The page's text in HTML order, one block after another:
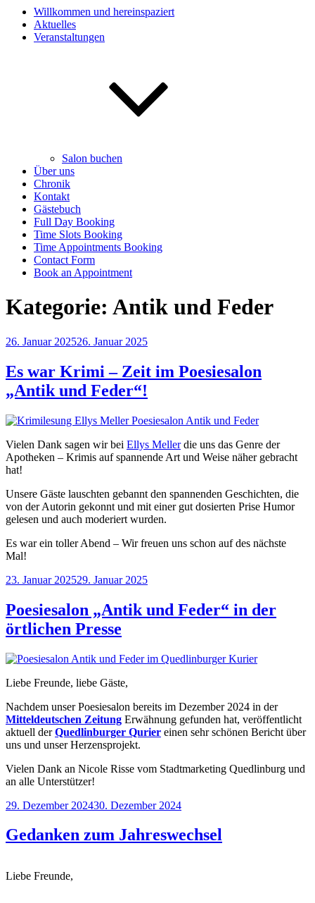
Willkommen und hereinspaziert
Aktuelles
Veranstaltungen
Salon buchen
Über uns
Chronik
Kontakt
Gästebuch
Full Day Booking
Time Slots Booking
Time Appointments Booking
Contact Form
Book an Appointment
Kategorie: Antik und Feder
Veröffentlicht
26. Januar 202526. Januar 2025
Es war Krimi – Zeit im Poesiesalon
„Antik und Feder“!
Vielen Dank sagen wir bei Ellys Mellerdie uns das Genre der
Apotheken – Krimis auf spannende Art und Weise näher gebracht
hat!
Unsere Gäste lauschten gebannt den spannenden Geschichten, die
von der Autorin gekonnt und mit einer gut dosierten Prise Humor
gelesen und auch moderiert wurden.
Es war ein toller Abend – Wir freuen uns schon auf des nächste
Mal!
Veröffentlicht
23. Januar 202529. Januar 2025
Poesiesalon „Antik und Feder“ in der
örtlichen Presse
Liebe Freunde, liebe Gäste,
Nachdem unser Poesiesalon bereits im Dezember 2024 in der
Mitteldeutschen Zeitung Erwähnung gefunden hat, veröffentlicht
aktuell derQuedlinburger Qurier einen sehr schönen Bericht über
uns und unser Herzensprojekt.
Vielen Dank an Nicole Risse vom Stadtmarketing Quedlinburg und
an alle Unterstützer!
Veröffentlicht
29. Dezember 202430. Dezember 2024
Gedanken zum Jahreswechsel
Liebe Freunde,